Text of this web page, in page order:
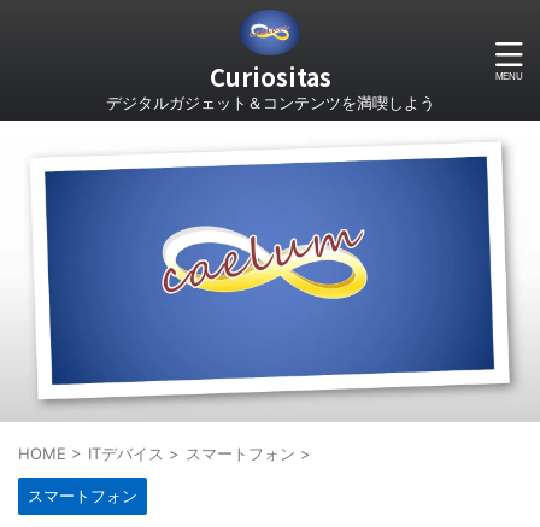
Curiositas
デジタルガジェット＆コンテンツを満喫しよう
HOME > ITデバイス > スマートフォン >
スマートフォン